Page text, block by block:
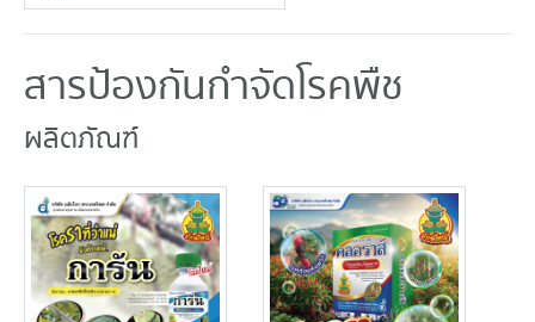
สารป้องกันกำจัดโรคพืช
ผลิตภัณฑ์